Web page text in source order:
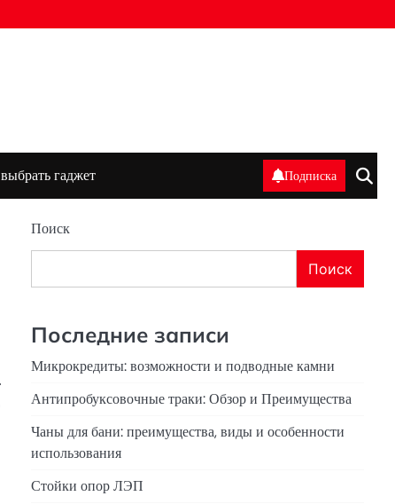
гаджет Подписка
Поиск
Поиск
Последние записи
Микрокредиты: возможности и подводные камни
Антипробуксовочные траки: Обзор и Преимущества
Чаны для бани: преимущества, виды и особенности
использования
Стойки опор ЛЭП